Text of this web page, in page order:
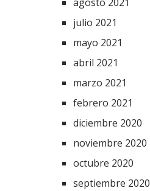
julio 2021
mayo 2021
abril 2021
marzo 2021
febrero 2021
diciembre 2020
noviembre 2020
octubre 2020
septiembre 2020